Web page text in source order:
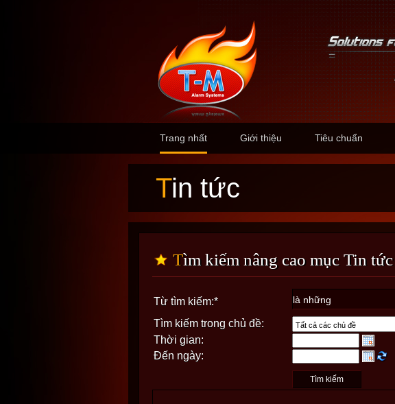
Trang nhất Giới thiệu Tiêu chuẩn
Tin tức
Tìm kiếm nâng cao mục Tin tức
Từ tìm kiếm:*
Tìm kiếm trong chủ đề:
Thời gian:
Đến ngày: